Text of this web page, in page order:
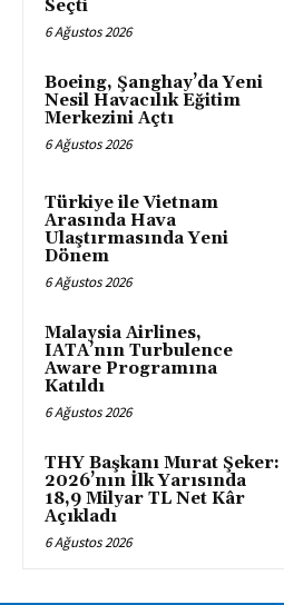
Seçti
6 Ağustos 2026
Boeing, Şanghay’da Yeni
Nesil Havacılık Eğitim
Merkezini Açtı
6 Ağustos 2026
Türkiye ile Vietnam
Arasında Hava
Ulaştırmasında Yeni
Dönem
6 Ağustos 2026
Malaysia Airlines,
IATA’nın Turbulence
Aware Programına
Katıldı
6 Ağustos 2026
THY Başkanı Murat Şeker:
2026’nın İlk Yarısında
18,9 Milyar TL Net Kâr
Açıkladı
6 Ağustos 2026